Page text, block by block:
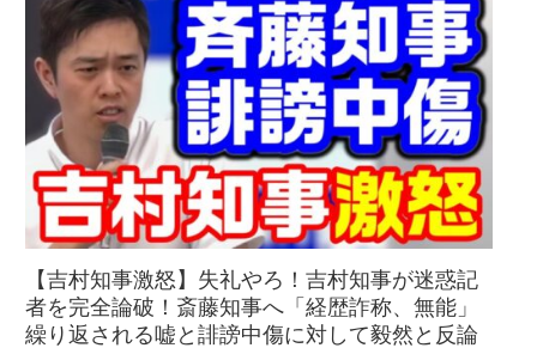
【吉村知事激怒】失礼やろ！吉村知事が迷惑記
者を完全論破！斎藤知事へ「経歴詐称、無能」
繰り返される嘘と誹謗中傷に対して毅然と反論